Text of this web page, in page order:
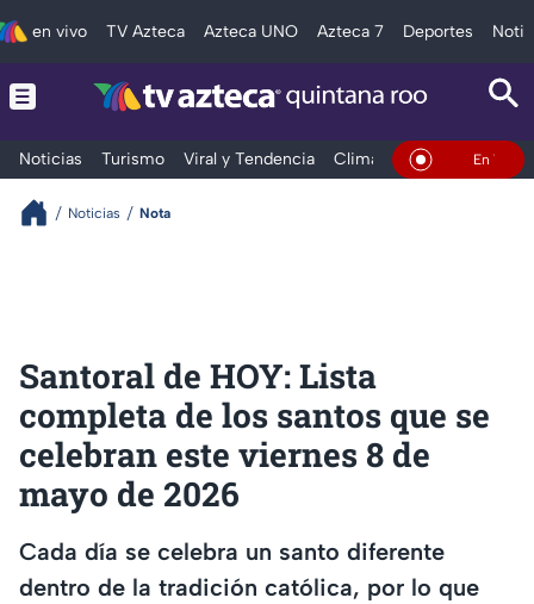
en vivo TV Azteca Azteca UNO Azteca 7 Deportes
Noticias Turismo Viral y Tendencia Clima Tráfico En Vivo
Noticias Nota
Santoral de HOY: Lista
completa de los santos que se
celebran este viernes 8 de
mayo de 2026
Cada día se celebra un santo diferente
dentro de la tradición católica, por lo que